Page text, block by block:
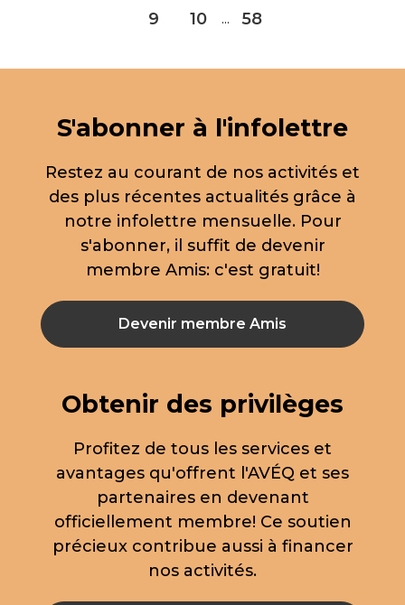
9 10 ... 58
S'abonner à l'infolettre
Restez au courant de nos activités et
des plus récentes actualités grâce à
notre infolettre mensuelle. Pour
s'abonner, il suffit de devenir
membre Amis: c'est gratuit!
Devenir membre Amis
Obtenir des privilèges
Profitez de tous les services et
avantages qu'offrent l'AVÉQ et ses
partenaires en devenant
officiellement membre! Ce soutien
précieux contribue aussi à financer
nos activités.